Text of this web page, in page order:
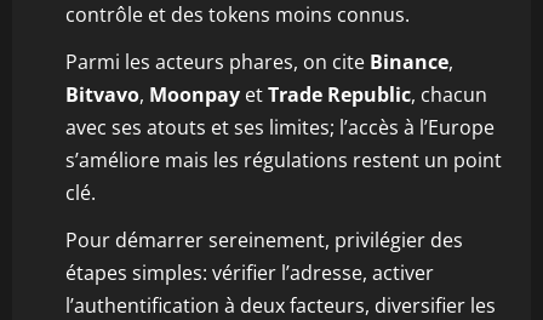
contrôle et des tokens moins connus.
Parmi les acteurs phares, on cite Binance,
Bitvavo, Moonpay etTrade Republic, chacun
avec ses atouts et ses limites; l’accès à l’Europe
s’améliore mais les régulations restent un point
clé.
Pour démarrer sereinement, privilégier des
étapes simples: vérifier l’adresse, activer
l’authentification à deux facteurs, diversifier les